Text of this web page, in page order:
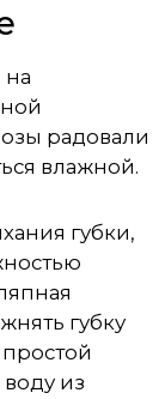
на
радовали
влажной.
губки,
губку
из